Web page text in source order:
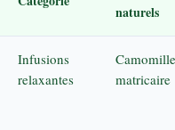
naturels
Infusions
relaxantes
Camomille
matricaire